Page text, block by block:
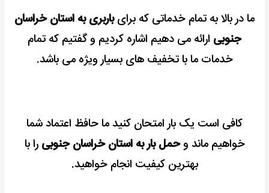
ما در بالا به تمام خدماتی که برایباربری به استان خراسان
جنوبی ارائه می دهیم اشاره کردیم و گفتیم که تمام
خدمات ما با تخفیف های بسیار ویژه می باشد.
کافی است یک بار امتحان کنید ما حافظ اعتماد شما
خواهیم ماند وحمل بار به استان خراسان جنوبی را با
بهترین کیفیت انجام خواهید.